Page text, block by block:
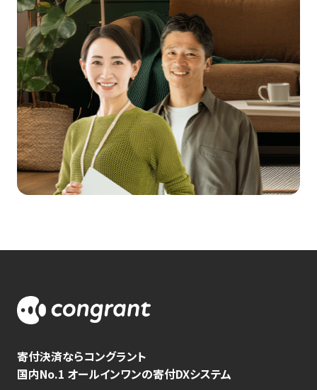
寄付決済ならコングラント
国内No.1 オールインワンの寄付DXシステム